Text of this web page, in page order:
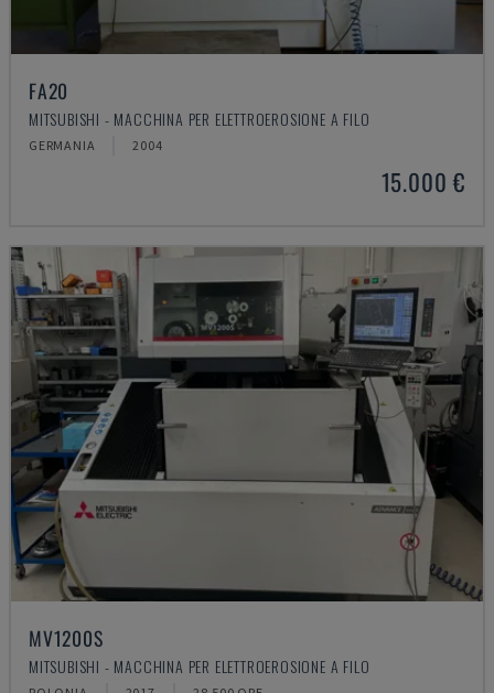
FA20
MITSUBISHI - MACCHINA PER ELETTROEROSIONE A FILO
GERMANIA 2004
15.000 €
MV1200S
MITSUBISHI - MACCHINA PER ELETTROEROSIONE A FILO